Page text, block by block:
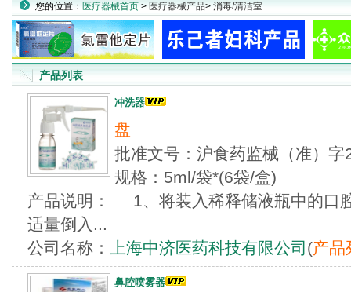
您的位置： 医疗器械首页 > 医疗器械产品> 消毒/清洁室
产品列表
冲洗器
盘
批准文号：沪食药监械（准
规格：5ml/袋*(6袋/盒)
产品说明： 1、将装入稀释储液瓶中的口
适量倒入...
公司名称：
上海中济医药科技有限公司 (产品
鼻腔喷雾器